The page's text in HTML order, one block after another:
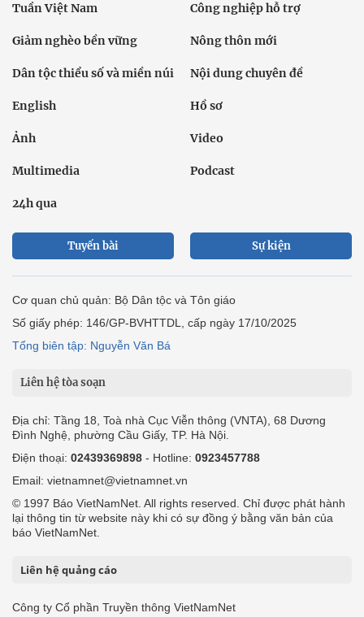
Tuần Việt Nam Công nghiệp hỗ trợ
Giảm nghèo bền vững Nông thôn mới
Dân tộc thiểu số và miền núi Nội dung chuyên đề
English Hồ sơ
Ảnh Video
Multimedia Podcast
24h qua
Tuyến bài Sự kiện
Cơ quan chủ quản: Bộ Dân tộc và Tôn giáo
Số giấy phép: 146/GP-BVHTTDL, cấp ngày 17/10/2025
Tổng biên tập: Nguyễn Văn Bá
Liên hệ tòa soạn
Địa chỉ: Tầng 18, Toà nhà Cục Viễn thông (VNTA), 68 Dương
Đình Nghệ, phường Cầu Giấy, TP. Hà Nội.
Điện thoại: 02439369898 - Hotline: 0923457788
Email: vietnamnet@vietnamnet.vn
© 1997 Báo VietNamNet. All rights reserved. Chỉ được phát hành
lại thông tin từ website này khi có sự đồng ý bằng văn bản của
báo VietNamNet.
Liên hệ quảng cáo
Công ty Cổ phần Truyền thông VietNamNet